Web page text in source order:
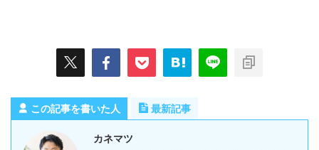
この記事を書いた人 最新記事
カネマツ